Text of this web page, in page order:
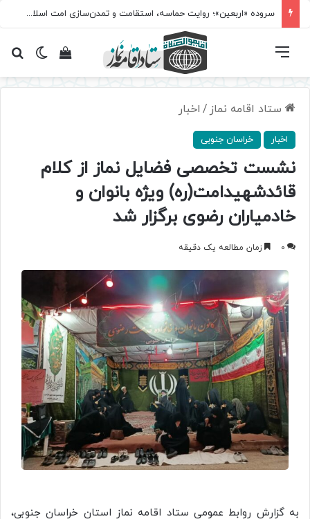
سروده‌ «اربعین»؛ روایت حماسه، استقامت و تمدن‌سازی امت اسلامی
تغییرمشاهده فهرست
ستاد اقامه نماز / اخبار
اخبار خراسان جنوبی
نشست تخصصی فضایل نماز از کلام
قائدشهیدامت(ره) ویژه بانوان و
خادمیاران رضوی برگزار شد
0 زمان مطالعه یک دقیقه
به گزارش روابط عمومی ستاد اقامه نماز استان خراسان جنوبی،